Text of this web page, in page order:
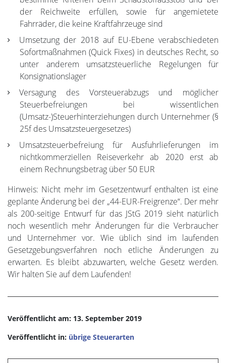
der Reichweite erfüllen, sowie für angemietete
Fahrräder, die keine Kraftfahrzeuge sind
Umsetzung der 2018 auf EU-Ebene verabschiedeten
Sofortmaßnahmen (Quick Fixes) in deutsches Recht, so
unter anderem umsatzsteuerliche Regelungen für
Konsignationslager
Versagung des Vorsteuerabzugs und möglicher
Steuerbefreiungen bei wissentlichen
(Umsatz-)Steuerhinterziehungen durch Unternehmer (§
25f des Umsatzsteuergesetzes)
Umsatzsteuerbefreiung für Ausfuhrlieferungen im
nichtkommerziellen Reiseverkehr ab 2020 erst ab
einem Rechnungsbetrag über 50 EUR
Hinweis: Nicht mehr im Gesetzentwurf enthalten ist eine
geplante Änderung bei der „44-EUR-Freigrenze“. Der mehr
als 200-seitige Entwurf für das JStG 2019 sieht natürlich
noch wesentlich mehr Änderungen für die Verbraucher
und Unternehmer vor. Wie üblich sind im laufenden
Gesetzgebungsverfahren noch etliche Änderungen zu
erwarten. Es bleibt abzuwarten, welche Gesetz werden.
Wir halten Sie auf dem Laufenden!
Veröffentlicht am: 13. September 2019
Veröffentlicht in: übrige Steuerarten